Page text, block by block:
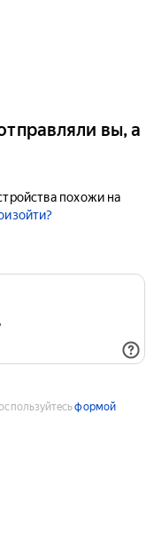
вы, а
похожи на
формой